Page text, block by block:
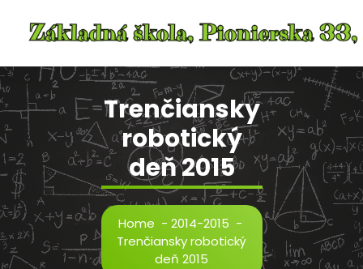
content
Trenčiansky
robotický
deň 2015
Home - 2014-2015 -
Trenčiansky robotický
deň 2015